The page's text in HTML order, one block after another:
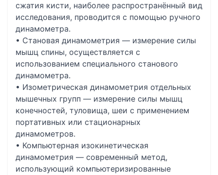
сжатия кисти, наиболее распространённый вид
исследования, проводится с помощью ручного
динамометра.
• Становая динамометрия — измерение силы
мышц спины, осуществляется с
использованием специального станового
динамометра.
• Изометрическая динамометрия отдельных
мышечных групп — измерение силы мышц
конечностей, туловища, шеи с применением
портативных или стационарных
динамометров.
• Компьютерная изокинетическая
динамометрия — современный метод,
использующий компьютеризированные